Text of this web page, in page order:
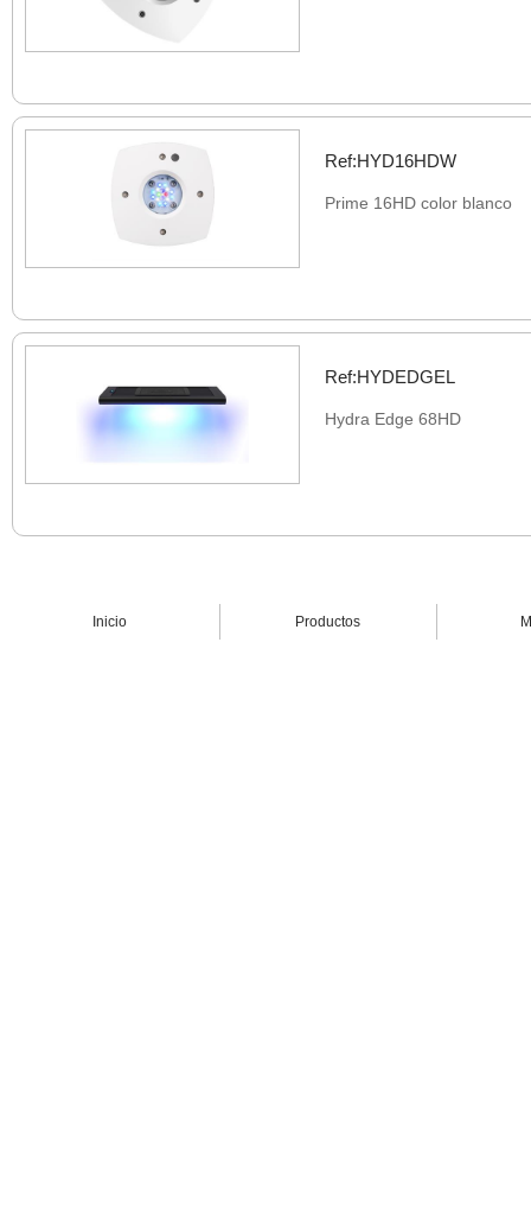
Ref:HYD16HDW
Prime 16HD color blanco
Ref:HYDEDGEL
Hydra Edge 68HD
Inicio Productos